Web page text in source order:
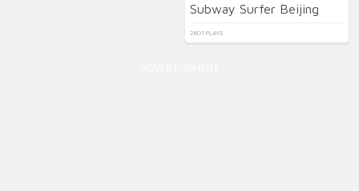
Subway Surfer Beijing
2601 PLAYS